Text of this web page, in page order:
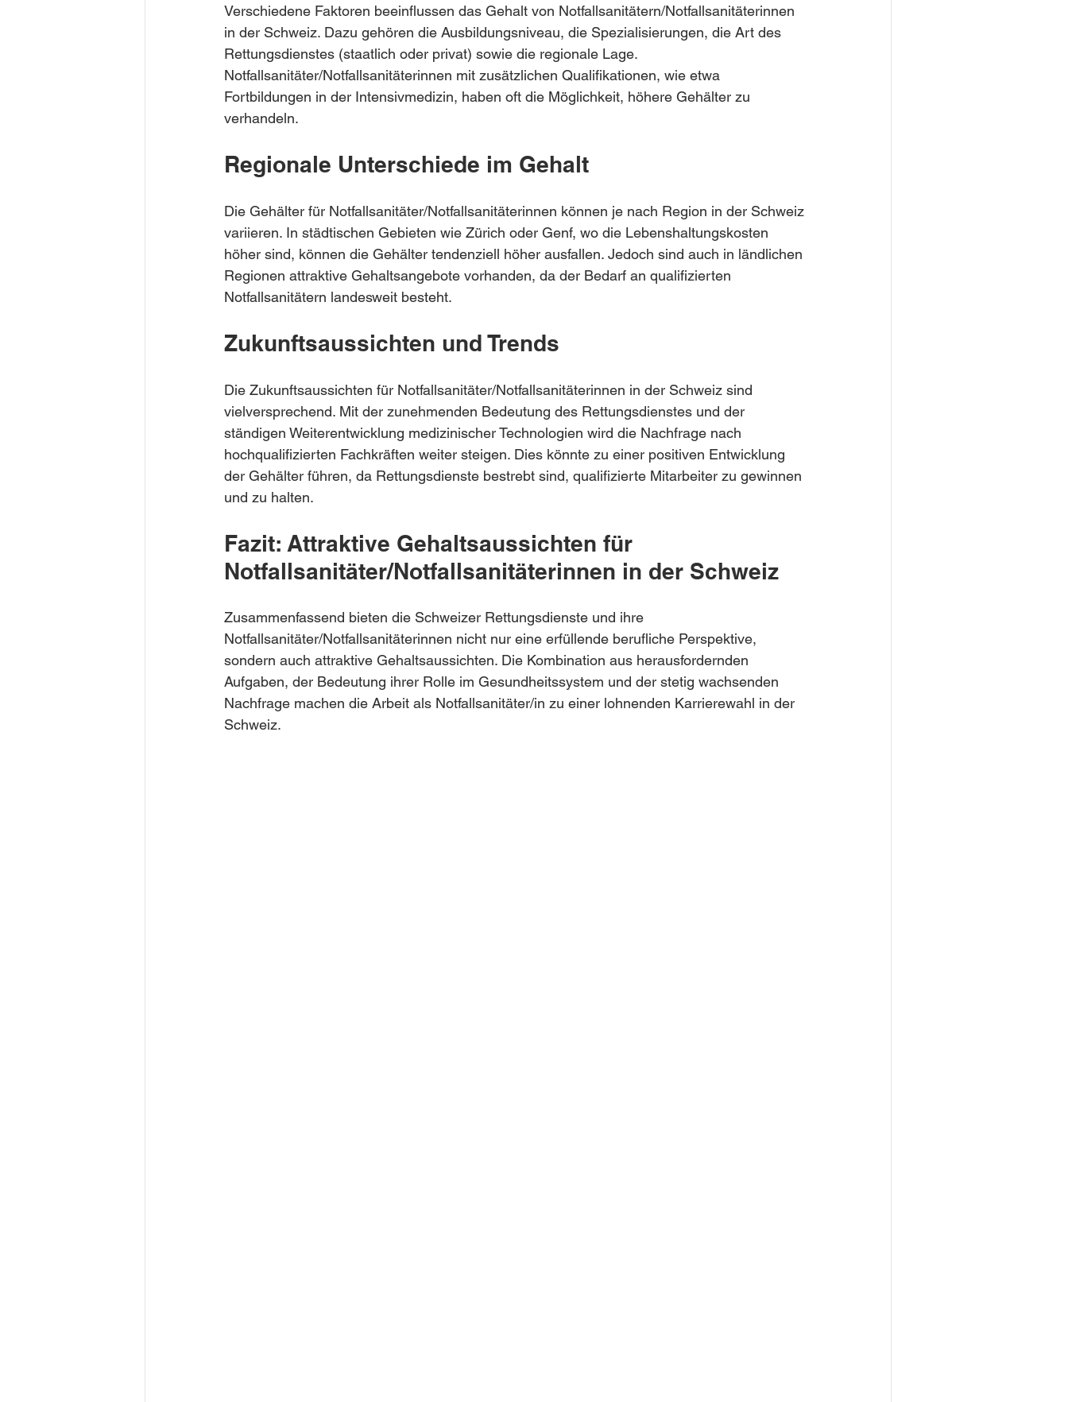
Verschiedene Faktoren beeinflussen das Gehalt von Notfallsanitätern/Notfallsanitäterinnen
in der Schweiz. Dazu gehören die Ausbildungsniveau, die Spezialisierungen, die Art des
Rettungsdienstes (staatlich oder privat) sowie die regionale Lage.
Notfallsanitäter/Notfallsanitäterinnen mit zusätzlichen Qualifikationen, wie etwa
Fortbildungen in der Intensivmedizin, haben oft die Möglichkeit, höhere Gehälter zu
verhandeln.
Regionale Unterschiede im Gehalt
Die Gehälter für Notfallsanitäter/Notfallsanitäterinnen können je nach Region in der Schweiz
variieren. In städtischen Gebieten wie Zürich oder Genf, wo die Lebenshaltungskosten
höher sind, können die Gehälter tendenziell höher ausfallen. Jedoch sind auch in ländlichen
Regionen attraktive Gehaltsangebote vorhanden, da der Bedarf an qualifizierten
Notfallsanitätern landesweit besteht.
Zukunftsaussichten und Trends
Die Zukunftsaussichten für Notfallsanitäter/Notfallsanitäterinnen in der Schweiz sind
vielversprechend. Mit der zunehmenden Bedeutung des Rettungsdienstes und der
ständigen Weiterentwicklung medizinischer Technologien wird die Nachfrage nach
hochqualifizierten Fachkräften weiter steigen. Dies könnte zu einer positiven Entwicklung
der Gehälter führen, da Rettungsdienste bestrebt sind, qualifizierte Mitarbeiter zu gewinnen
und zu halten.
Fazit: Attraktive Gehaltsaussichten für
Notfallsanitäter/Notfallsanitäterinnen in der Schweiz
Zusammenfassend bieten die Schweizer Rettungsdienste und ihre
Notfallsanitäter/Notfallsanitäterinnen nicht nur eine erfüllende berufliche Perspektive,
sondern auch attraktive Gehaltsaussichten. Die Kombination aus herausfordernden
Aufgaben, der Bedeutung ihrer Rolle im Gesundheitssystem und der stetig wachsenden
Nachfrage machen die Arbeit als Notfallsanitäter/in zu einer lohnenden Karrierewahl in der
Schweiz.